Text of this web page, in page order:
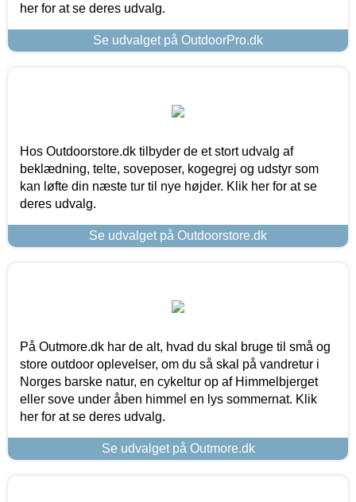
her for at se deres udvalg.
Se udvalget på OutdoorPro.dk
Hos Outdoorstore.dk tilbyder de et stort udvalg af
beklædning, telte, soveposer, kogegrej og udstyr som
kan løfte din næste tur til nye højder. Klik her for at se
deres udvalg.
Se udvalget på Outdoorstore.dk
På Outmore.dk har de alt, hvad du skal bruge til små og
store outdoor oplevelser, om du så skal på vandretur i
Norges barske natur, en cykeltur op af Himmelbjerget
eller sove under åben himmel en lys sommernat. Klik
her for at se deres udvalg.
Se udvalget på Outmore.dk